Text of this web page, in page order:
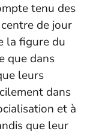
tenu des
de jour
la figure du
que dans
leurs
dans
et à
que leur